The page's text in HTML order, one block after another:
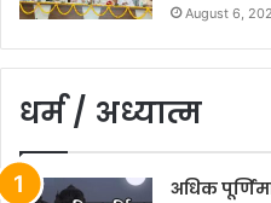
August 6,
धर्म / अध्यात्म
अधिक